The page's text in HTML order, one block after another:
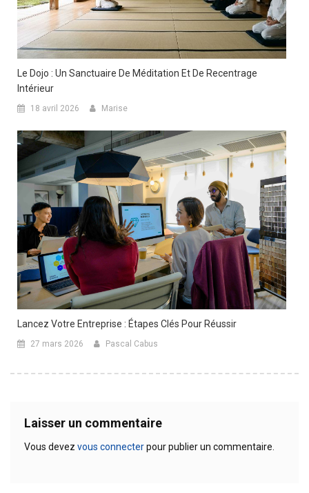
Le Dojo : Un Sanctuaire De Méditation Et De Recentrage
Intérieur
18 avril 2026 Marise
Lancez Votre Entreprise : Étapes Clés Pour Réussir
27 mars 2026 Pascal Cabus
Laisser un commentaire
Vous devez vous connecterpour publier un commentaire.